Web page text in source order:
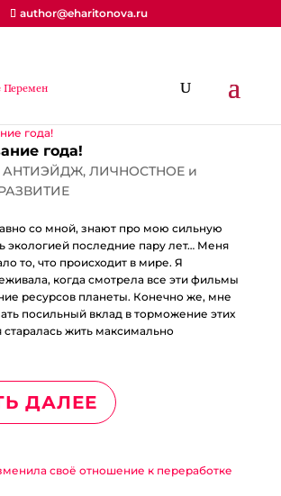
author@eharitonova.ru
года!
АНТИЭЙДЖ, ЛИЧНОСТНОЕ и
со мной, знают про мою сильную
экологией последние пару лет… Меня
то, что происходит в мире. Я
когда смотрела все эти фильмы
ресурсов планеты. Конечно же, мне
посильный вклад в торможение этих
старалась жить максимально
ДАЛЕЕ